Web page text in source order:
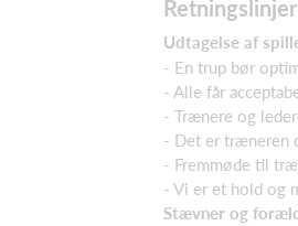
Retningslinjer
Udtagelse af
- En trup bør
- Alle får
- Trænere og
- Det er træneren
- Fremmøde til
- Vi er et hold og
Stævner og